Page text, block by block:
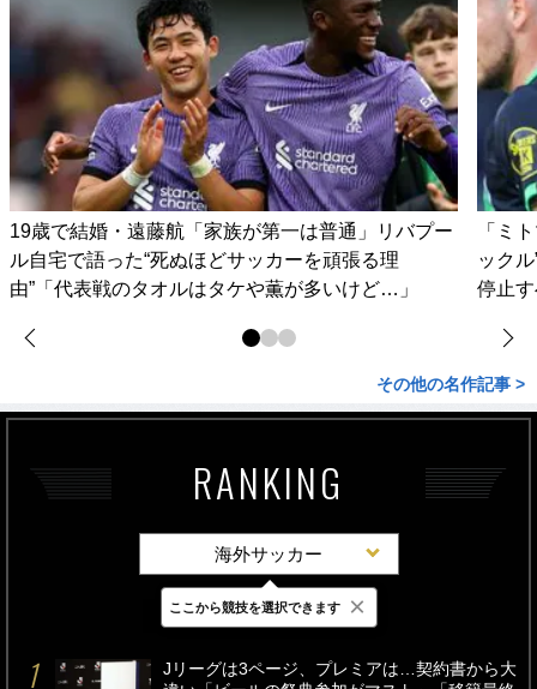
19歳で結婚・遠藤航「家族が第一は普通」リバプー
ル自宅で語った“死ぬほどサッカーを頑張る理
由”「代表戦のタオルはタケや薫が多いけど…」
「ミ
ック
停止
その他の名作記事 >
RANKING
海外サッカー
最新 24時間 週間
Jリーグは3ページ、プレミアは…契約書から大
ここから競技を選択できます ×